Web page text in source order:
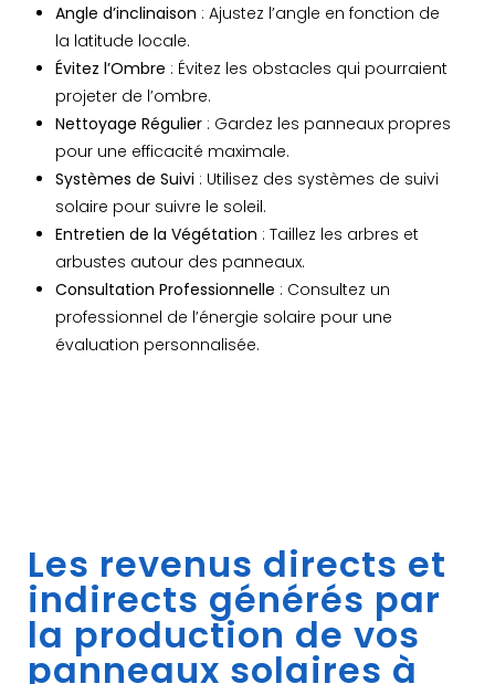
Angle d’inclinaison : Ajustez l’angle en fonction de
la latitude locale.
Évitez l’Ombre : Évitez les obstacles qui pourraient
projeter de l’ombre.
Nettoyage Régulier : Gardez les panneaux propres
pour une efficacité maximale.
Systèmes de Suivi : Utilisez des systèmes de suivi
solaire pour suivre le soleil.
Entretien de la Végétation : Taillez les arbres et
arbustes autour des panneaux.
Consultation Professionnelle : Consultez un
professionnel de l’énergie solaire pour une
évaluation personnalisée.
Les revenus directs et
indirects générés par
la production de vos
panneaux solaires à